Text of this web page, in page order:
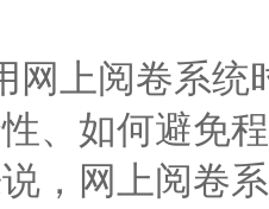
上阅卷系统
、如何避免
，网上阅卷